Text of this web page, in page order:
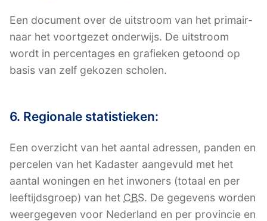
Een document over de uitstroom van het primair-
naar het voortgezet onderwijs. De uitstroom
wordt in percentages en grafieken getoond op
basis van zelf gekozen scholen.
6. Regionale statistieken:
Een overzicht van het aantal adressen, panden en
percelen van het Kadaster aangevuld met het
aantal woningen en het inwoners (totaal en per
leeftijdsgroep) van het CBS. De gegevens worden
weergegeven voor Nederland en per provincie en